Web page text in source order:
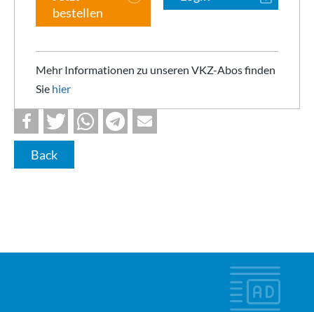
bestellen
Mehr Informationen zu unseren VKZ-Abos finden
Sie hier
Back